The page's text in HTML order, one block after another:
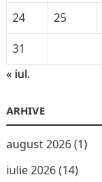
24
25
31
« iul.
ARHIVE
august 2026(1)
iulie 2026(14)